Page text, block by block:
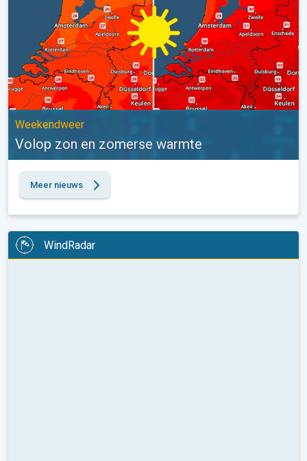
Weekendweer
Volop zon en zomerse warmte
Meer nieuws
WindRadar